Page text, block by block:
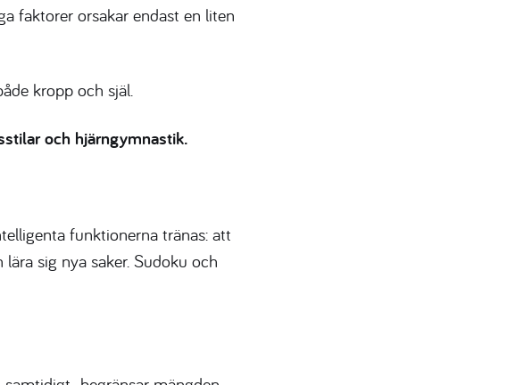
faktorer orsakar endast en liten
kropp och själ.
och hjärngymnastik.
funktionerna tränas: att
sig nya saker. Sudoku och